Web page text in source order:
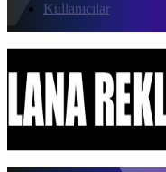
Kullanıcılar